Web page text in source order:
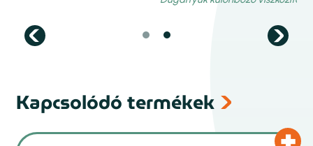
Kapcsolódó termékek